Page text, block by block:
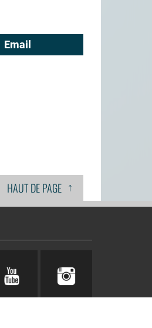
Email
HAUT DE PAGE ↑